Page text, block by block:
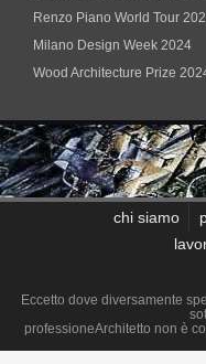
Renzo Piano World Tour
Milano Design Week 2024
Wood Architecture Prize
chi siamo
Eccetto dove diversamente
professioneArchitetto non è